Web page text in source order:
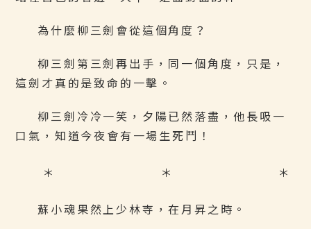
為什麼柳三劍會從這個角度？
柳三劍第三劍再出手，同一個角度，只是，
這劍才真的是致命的一擊。
柳三劍冷冷一笑，夕陽已然落盡，他長吸一
口氣，知道今夜會有一場生死鬥！
＊ ＊ ＊
蘇小魂果然上少林寺，在月昇之時。